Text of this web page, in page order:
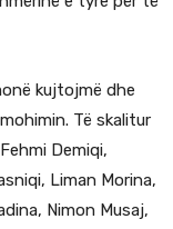
kujtojmë dhe
Të skalitur
Demiqi,
Liman Morina,
Nimon Musaj,